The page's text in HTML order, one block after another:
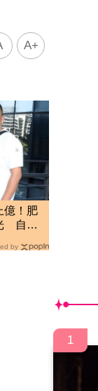
A+
億！肥
自評
by
1